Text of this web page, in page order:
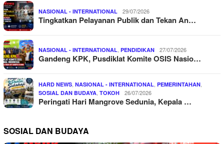
NASIONAL - INTERNATIONAL 29/07/2026
Tingkatkan Pelayanan Publik dan Tekan An…
NASIONAL - INTERNATIONAL PENDIDIKAN 27/07/2026
Gandeng KPK, Pusdiklat Komite OSIS Nasio…
HARD NEWS NASIONAL - INTERNATIONAL PEMERINTAHAN
SOSIAL DAN BUDAYA TOKOH 26/07/2026
Peringati Hari Mangrove Sedunia, Kepala …
SOSIAL DAN BUDAYA